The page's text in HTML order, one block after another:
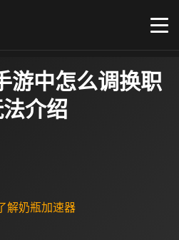
游中怎么调换职
介绍
解奶瓶加速器